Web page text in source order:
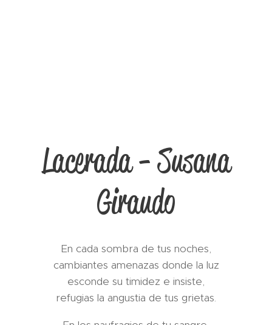
Lacerada - Susana
Giraudo
En cada sombra de tus noches,
cambiantes amenazas donde la luz
esconde su timidez e insiste,
refugias la angustia de tus grietas.